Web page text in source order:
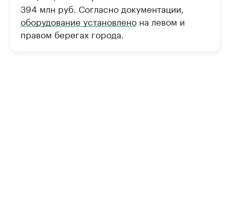
394 млн руб. Согласно документации,
оборудование установлено на левом и
правом берегах города.